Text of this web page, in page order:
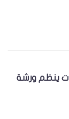
ينظم ورشة